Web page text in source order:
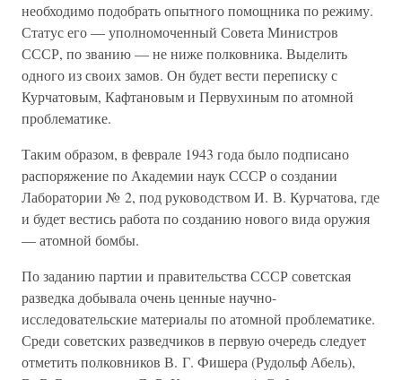
необходимо подобрать опытного помощника по режиму.
Статус его — уполномоченный Совета Министров
СССР, по званию — не ниже полковника. Выделить
одного из своих замов. Он будет вести переписку с
Курчатовым, Кафтановым и Первухиным по атомной
проблематике.
Таким образом, в феврале 1943 года было подписано
распоряжение по Академии наук СССР о создании
Лаборатории № 2, под руководством И. В. Курчатова, где
и будет вестись работа по созданию нового вида оружия
— атомной бомбы.
По заданию партии и правительства СССР советская
разведка добывала очень ценные научно-
исследовательские материалы по атомной проблематике.
Среди советских разведчиков в первую очередь следует
отметить полковников В. Г. Фишера (Рудольф Абель),